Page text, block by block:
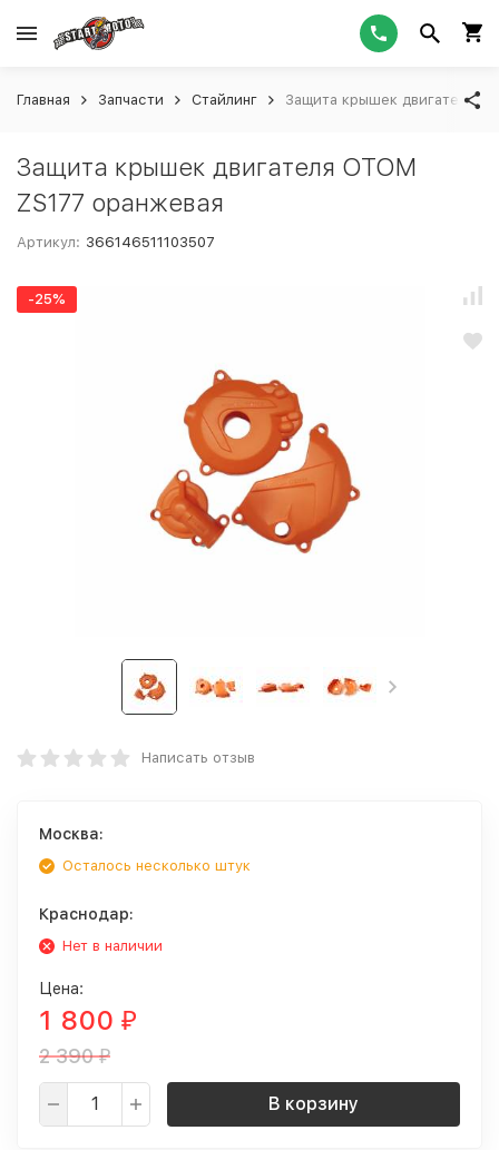
Главная Запчасти Стайлинг Защита крышек двигателя
Защита крышек двигателя OTOM
ZS177 оранжевая
Артикул: 366146511103507
-25%
Написать отзыв
Москва:
Осталось несколько штук
Краснодар:
Нет в наличии
Цена:
1 800 ₽
2 390₽
В корзину